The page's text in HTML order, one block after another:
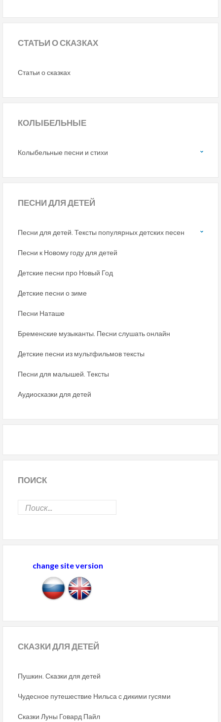
СТАТЬИО СКАЗКАХ
Статьи о сказках
КОЛЫБЕЛЬНЫЕ
Колыбельные песни и стихи
ПЕСНИДЛЯ ДЕТЕЙ
Песни для детей. Тексты популярных детских песен
Песни к Новому году для детей
Детские песни про Новый Год
Детские песни о зиме
Песни Наташе
Бременские музыканты. Песни слушать онлайн
Детские песни из мультфильмов тексты
Песни для малышей. Тексты
Аудиосказки для детей
ПОИСК
change site version
СКАЗКИДЛЯ ДЕТЕЙ
Пушкин. Сказки для детей
Чудесное путешествие Нильса с дикими гусями
Сказки Луны Говард Пайл